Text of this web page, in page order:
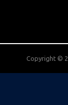
Copyright ©